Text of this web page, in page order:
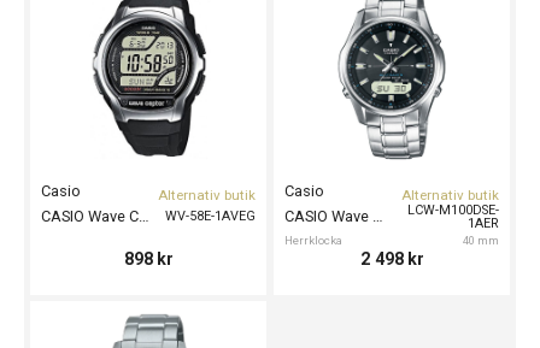
WV-58E-1AVEG
Casio
CASIO Wave Ceptor 44mm
Alternativ butik
898 kr
LCW-M100DSE-
1AER
Casio
Herrklocka 40 mm
Alternativ butik
2 498 kr